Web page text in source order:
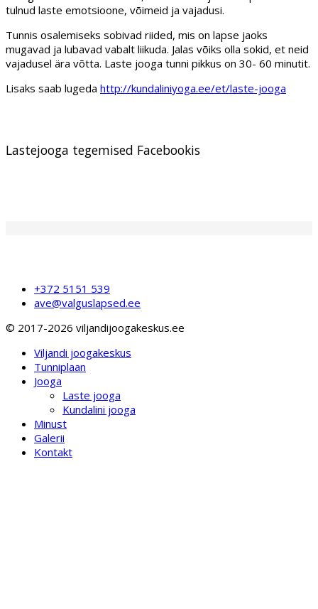
tulnud laste emotsioone, võimeid ja vajadusi.
Tunnis osalemiseks sobivad riided, mis on lapse jaoks
mugavad ja lubavad vabalt liikuda. Jalas võiks olla sokid, et neid
vajadusel ära võtta. Laste jooga tunni pikkus on 30- 60 minutit.
Lisaks saab lugeda http://kundaliniyoga.ee/et/laste-jooga
Lastejooga tegemised Facebookis
+372 5151 539
ave@valguslapsed.ee
© 2017-2026 viljandijoogakeskus.ee
Viljandi joogakeskus
Tunniplaan
Jooga
Laste jooga
Kundalini jooga
Minust
Galerii
Kontakt